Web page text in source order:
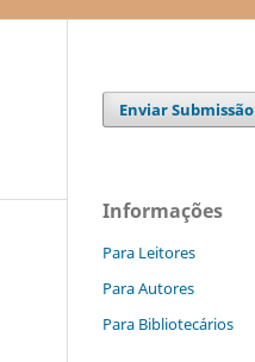
Enviar Submissão
Informações
Para Leitores
Para Autores
Para Bibliotecários